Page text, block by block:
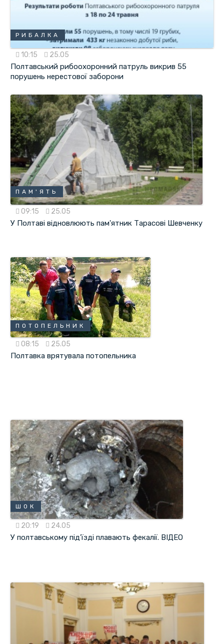
РИБАЛКА
10:15 25.05
Полтавський рибоохоронний патруль викрив 55
порушень нерестової заборони
ПАМ'ЯТЬ
09:15 25.05
У Полтаві відновлюють пам'ятник Тарасові Шевченку
ПОТОПЕЛЬНИК
08:15 25.05
Полтавка врятувала потопельника
ШОК
20:19 24.05
У полтавському під'їзді плавають фекалії. ВІДЕО